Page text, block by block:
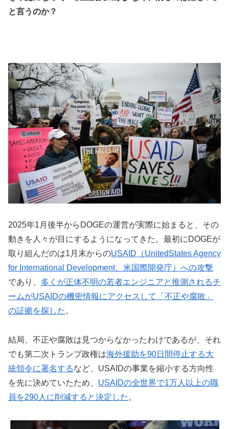
と言うのか？
2025年1月後半からDOGEの運営が実際に始まると、その
動きを人々が目にするようになってきた。最初にDOGEが
取り組んだのは1月末からのUSAID（UnitedStates Agency
for International Development、米国際開発庁）への攻撃
であり、 多くが正体不明の若者エンジニアと推測されるチ
ームがUSAIDの機密情報にアクセスして「不正や腐敗」
の証拠を探した 。
結局、不正や腐敗は見つからなかったわけであるが、それ
でも第二次トランプ政権は海外援助を90日間停止する大
統領令に署名するなど、USAIDの事業を縮小する方向性
を先に決めていたため、 USAIDの全世界で1万人以上の職
員を290人に削減すると決定した 。